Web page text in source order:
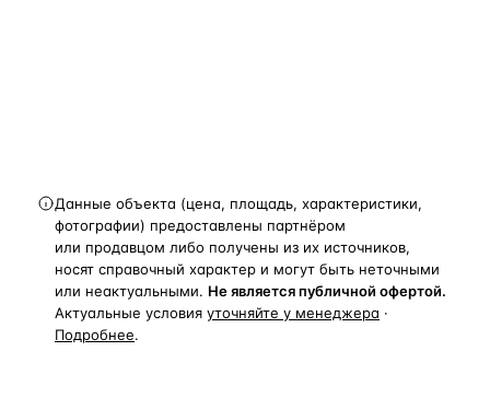
Данные объекта (цена, площадь, характеристики,
фотографии) предоставлены партнёром
или продавцом либо получены из их источников,
носят справочный характер и могут быть неточными
или неактуальными. Не является публичной офертой.
Актуальные условия уточняйте у менеджера ·
Подробнее.